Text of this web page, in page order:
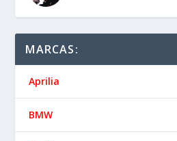
MARCAS:
Aprilia
BMW